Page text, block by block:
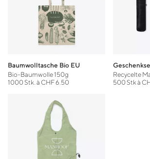
Baumwolltasche Bio EU
Bio-Baumwolle 150g
1000 Stk. à CHF 6.50
Recycelte
500 Stk à